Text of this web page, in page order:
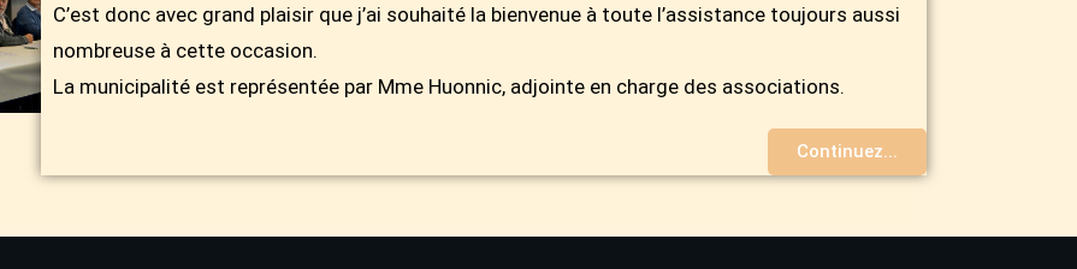
C’est donc avec grand plaisir que j’ai souhaité la bienvenue à toute l’assistance toujours aussi
nombreuse à cette occasion.
La municipalité est représentée par Mme Huonnic, adjointe en charge des associations.
Continuez...